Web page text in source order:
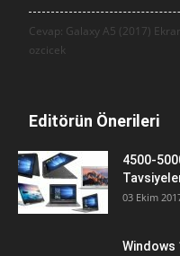
Cevap: Galaxy A5 (2017)
ozcicek
Editörün Önerileri
4500-
03 Ekim
Windows